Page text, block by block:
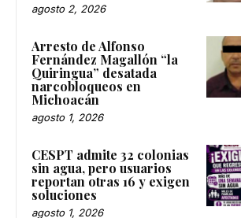
agosto 2, 2026
Arresto de Alfonso
Fernández Magallón “la
Quiringua” desatada
narcobloqueos en
Michoacán
agosto 1, 2026
CESPT admite 32 colonias
sin agua, pero usuarios
reportan otras 16 y exigen
soluciones
agosto 1, 2026